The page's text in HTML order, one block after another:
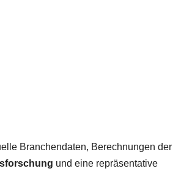
Branchendaten, Berechnungen der
und eine repräsentative